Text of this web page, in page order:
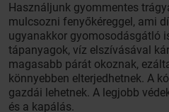
Használjunk gyommentes
mulcsozni fenyőkéreggel, ami
ugyanakkor gyomosodásgátló
tápanyagok, víz elszívásával
magasabb párát okoznak,
könnyebben elterjedhetnek. A
gazdái lehetnek. A legjobb
és a kapálás.